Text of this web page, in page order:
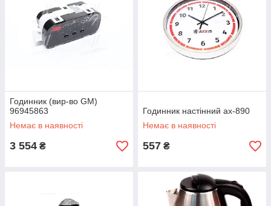
Годинник (вир-во GM)
96945863
Немає в наявності
3 554 ₴
Годинник настінний ax-890
Немає в наявності
557 ₴